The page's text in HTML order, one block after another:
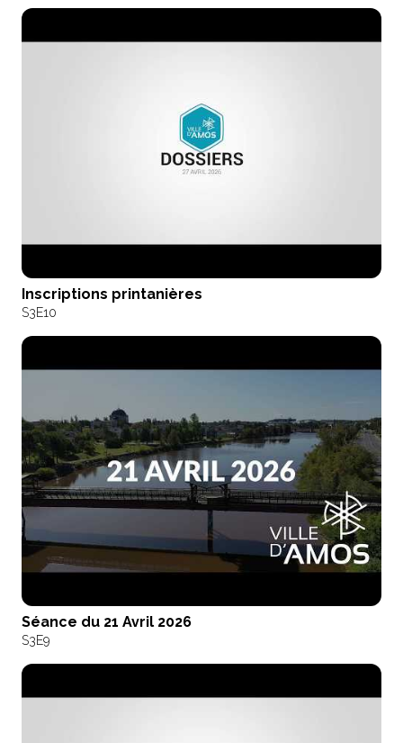
Inscriptions printanières
S3E10
Séance du 21 Avril 2026
S3E9